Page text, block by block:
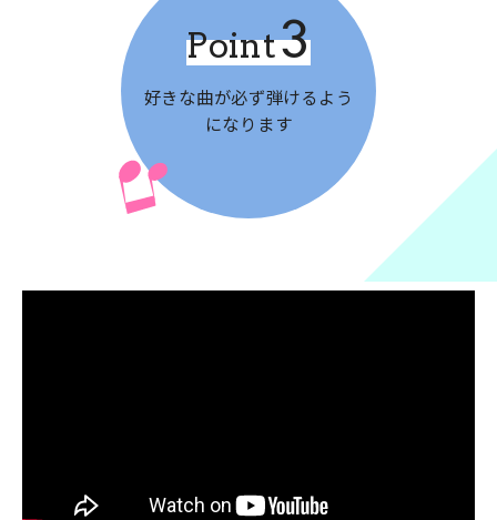
Point3
好きな曲が必ず弾けるよう
になります